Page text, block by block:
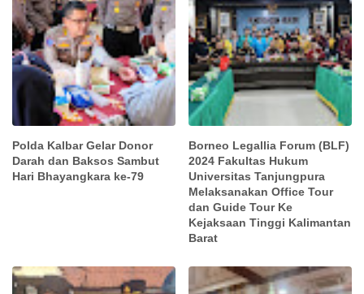
Polda Kalbar Gelar Donor
Darah dan Baksos Sambut
Hari Bhayangkara ke-79
Borneo Legallia Forum (BLF)
2024 Fakultas Hukum
Universitas Tanjungpura
Melaksanakan Office Tour
dan Guide Tour Ke
Kejaksaan Tinggi Kalimantan
Barat